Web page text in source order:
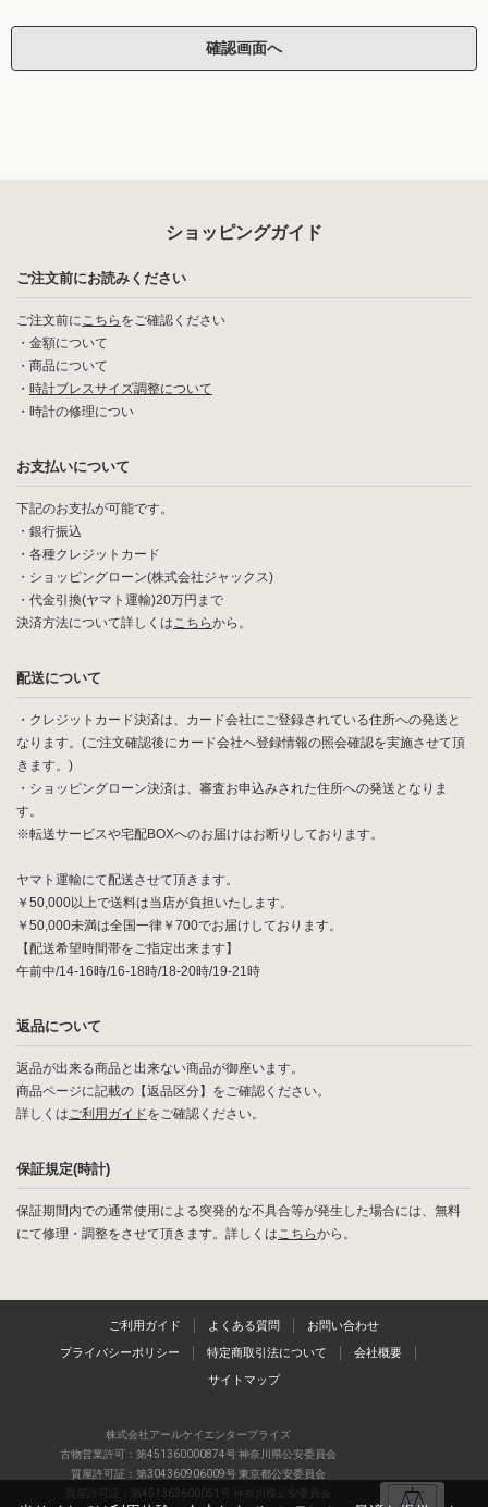
ショッピングガイド
ご注文前にお読みください
ご注文前にこちら をご確認ください
・ 金額について
・ 商品について
・ 時計ブレスサイズ調整について
・ 時計の修理につい
お支払いについて
下記のお支払が可能です。
・銀行振込
・各種クレジットカード
・ショッピングローン(株式会社ジャックス)
・代金引換(ヤマト運輸)20万円まで
決済方法について詳しくはこちらから。
配送について
・クレジットカード決済は、カード会社にご登録されている住所への発送と
なります。(ご注文確認後にカード会社へ登録情報の照会確認を実施させて頂
きます。)
・ショッピングローン決済は、審査お申込みされた住所への発送となりま
す。
※転送サービスや宅配BOXへのお届けはお断りしております。
ヤマト運輸にて配送させて頂きます。
￥50,000以上で送料は当店が負担いたします。
￥50,000未満は全国一律￥700でお届けしております。
【配送希望時間帯をご指定出来ます】
午前中/14-16時/16-18時/18-20時/19-21時
返品について
返品が出来る商品と出来ない商品が御座います。
商品ページに記載の【返品区分】をご確認ください。
詳しくはご利用ガイドをご確認ください。
保証規定(時計)
保証期間内での通常使用による突発的な不具合等が発生した場合には、無料
にて修理・調整をさせて頂きます。詳しくはこちらから。
ご利用ガイド よくある質問 お問い合わせ
プライバシーポリシー 特定商取引法について 会社概要
サイトマップ
株式会社アールケイエンタープライズ
古物営業許可：第451360000874号 神奈川県公安委員会
質屋許可証：第304360906009号 東京都公安委員会
質屋許可証：第451363600051号 神奈川県公安委員会